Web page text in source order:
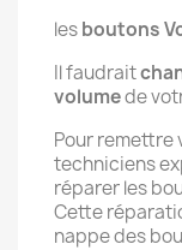
lesboutons
Il faudrait
volumede
Pour remettre
techniciens
réparer les
Cette
nappe des